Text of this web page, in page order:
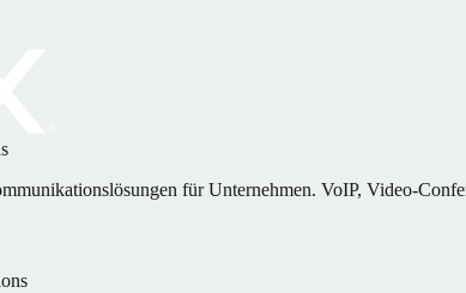
für Unternehmen. VoIP, Video-